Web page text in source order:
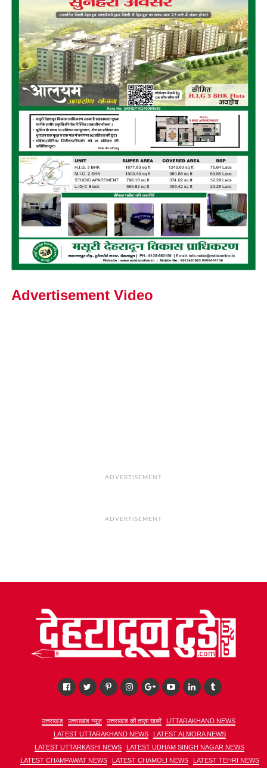
Advertisement Video
ADVERTISEMENT
ADVERTISEMENT
उत्तराखंड उत्तराखंड न्यूज़ उत्तराखंड की ताज़ा खबरें
UTTARAKHAND NEWS
LATEST UTTARAKHAND NEWS
LATEST ALMORA NEWS
LATEST UTTARKASHI NEWS
LATEST UDHAM SINGH NAGAR NEWS
LATEST CHAMPAWAT NEWS
LATEST CHAMOLI NEWS LATEST TEHRI NEWS